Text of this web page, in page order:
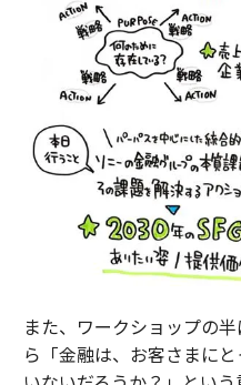
また、ワークショップの
ら「金融は、お客さまに